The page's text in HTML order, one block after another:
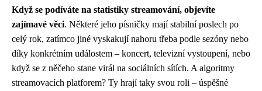
Když se podíváte na statistiky streamování, objevíte
zajímavé věci. Některé jeho písničky mají stabilní poslech po
celý rok, zatímco jiné vyskakují nahoru třeba podle sezóny nebo
díky konkrétním událostem – koncert, televizní vystoupení, nebo
když se z něčeho stane virál na sociálních sítích. A algoritmy
streamovacích platforem? Ty hrají taky svou roli – úspěšné